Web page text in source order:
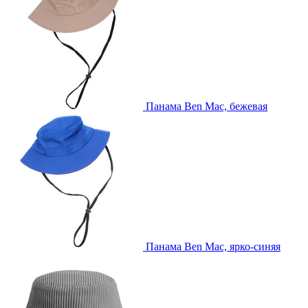
Панама Ben Mac, бежевая
Панама Ben Mac, ярко-синяя